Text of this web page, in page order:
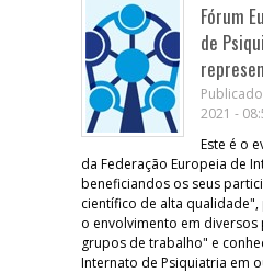
Fórum
de
2021 -
Este é o
da Federação Europeia de
beneficiandos os seus
científico de alta
o envolvimento em
grupos de trabalho" e
Internato de Psiquiatria em